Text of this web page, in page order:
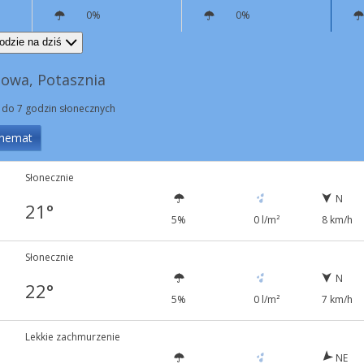
0% 0%
na dziś
Potasznia
7 godzin słonecznych
Słonecznie
21° 5% 0 l/m²
N
8 km/h
Słonecznie
22° 5% 0 l/m²
N
7 km/h
Lekkie zachmurzenie
NE